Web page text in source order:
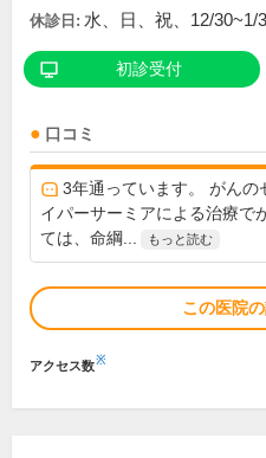
休診日: 水、日、祝、12/30~1/
初診受付
口コミ
3年通っています。 がんの
イパーサーミアによる治療で
ては、命綱...
もっと読む
この医院
アクセス数※